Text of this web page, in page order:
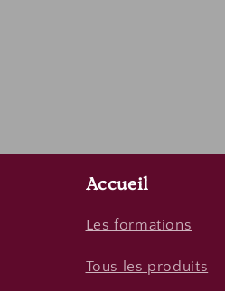
Accueil
Les formations
Tous les produits